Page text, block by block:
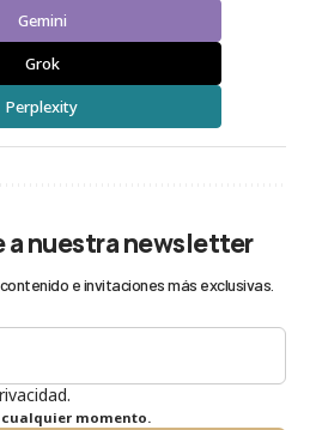
Gemini
Grok
Perplexity
a nuestra newsletter
e invitaciones más exclusivas.
cualquier momento.